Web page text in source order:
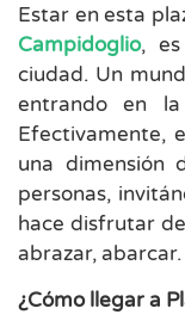
Estar en esta
Campidoglio,
ciudad. Un
entrando en
Efectivamente,
una dimensión
personas,
hace disfrutar
abrazar, abarcar.
¿Cómo llegar a